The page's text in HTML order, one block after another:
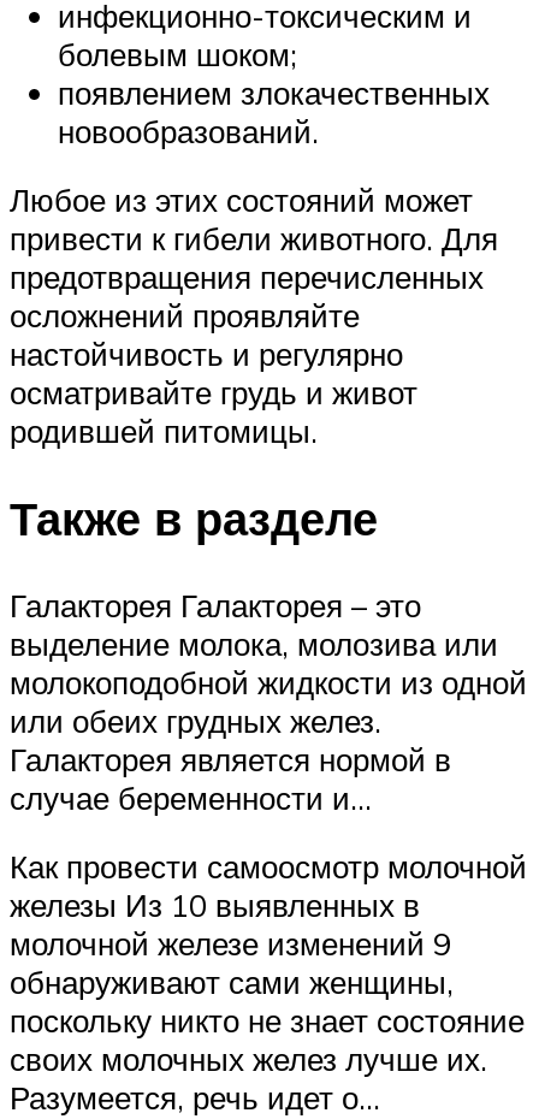
инфекционно-токсическим и
болевым шоком;
появлением злокачественных
новообразований.
Любое из этих состояний может
привести к гибели животного. Для
предотвращения перечисленных
осложнений проявляйте
настойчивость и регулярно
осматривайте грудь и живот
родившей питомицы.
Также в разделе
Галакторея Галакторея – это
выделение молока, молозива или
молокоподобной жидкости из одной
или обеих грудных желез.
Галакторея является нормой в
случае беременности и…
Как провести самоосмотр молочной
железы Из 10 выявленных в
молочной железе изменений 9
обнаруживают сами женщины,
поскольку никто не знает состояние
своих молочных желез лучше их.
Разумеется, речь идет о…